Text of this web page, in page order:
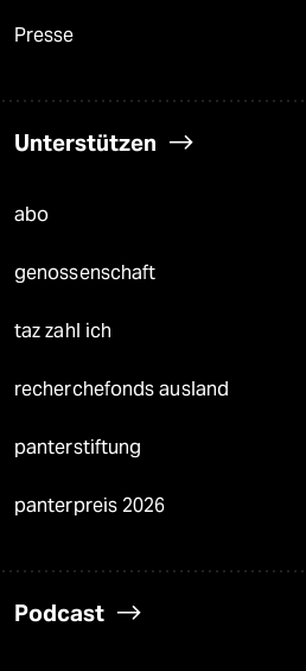
Presse
Unterstützen
abo
genossenschaft
taz zahl ich
recherchefonds ausland
panterstiftung
panterpreis 2026
Podcast